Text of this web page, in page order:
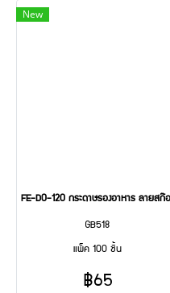
New
FE-D0-120 กระดาษรองอาหาร ลายสก๊
GB518
แพ็ค 100 ชิ้น
฿65